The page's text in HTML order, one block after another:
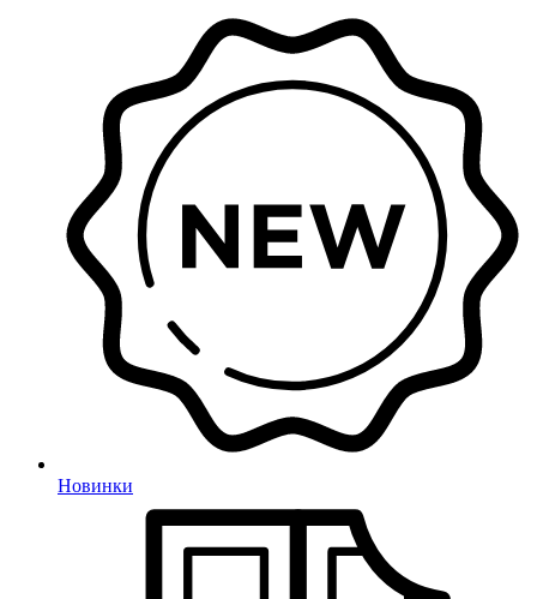
Новинки